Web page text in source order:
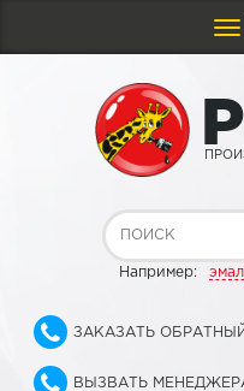
P
Например:
ЗАКАЗАТЬ
ВЫЗВАТЬ